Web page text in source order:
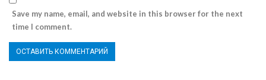
Save my name, email, and website in this browser for the next
time I comment.